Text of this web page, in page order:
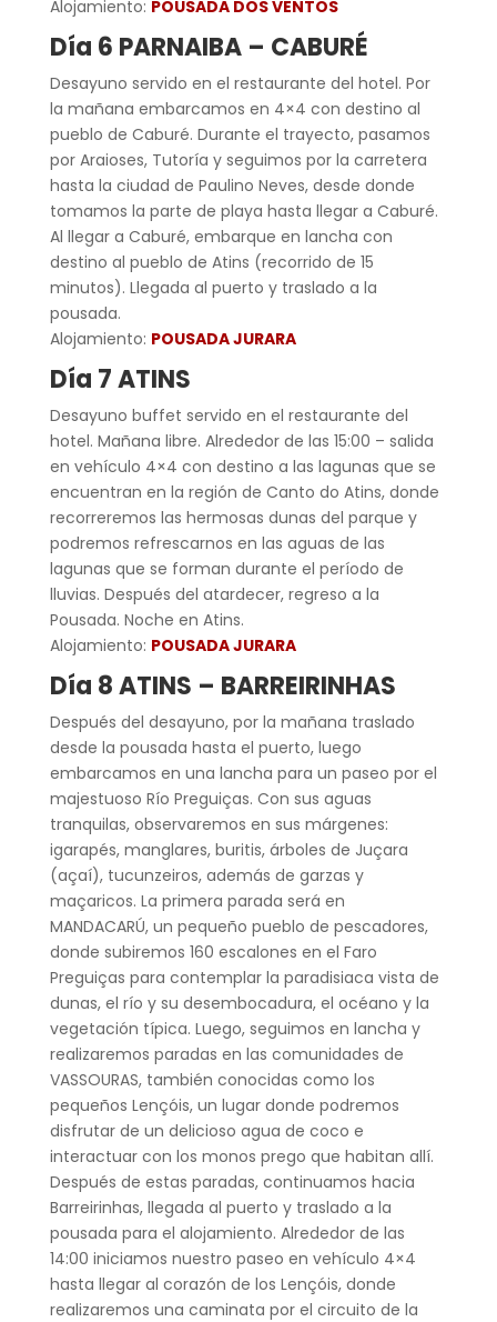
Alojamiento: POUSADA DOS VENTOS
Día 6 PARNAIBA – CABURÉ
Desayuno servido en el restaurante del hotel. Por
la mañana embarcamos en 4×4 con destino al
pueblo de Caburé. Durante el trayecto, pasamos
por Araioses, Tutoría y seguimos por la carretera
hasta la ciudad de Paulino Neves, desde donde
tomamos la parte de playa hasta llegar a Caburé.
Al llegar a Caburé, embarque en lancha con
destino al pueblo de Atins (recorrido de 15
minutos). Llegada al puerto y traslado a la
pousada.
Alojamiento: POUSADA JURARA
Día 7 ATINS
Desayuno buffet servido en el restaurante del
hotel. Mañana libre. Alrededor de las 15:00 – salida
en vehículo 4×4 con destino a las lagunas que se
encuentran en la región de Canto do Atins, donde
recorreremos las hermosas dunas del parque y
podremos refrescarnos en las aguas de las
lagunas que se forman durante el período de
lluvias. Después del atardecer, regreso a la
Pousada. Noche en Atins.
Alojamiento: POUSADA JURARA
Día 8 ATINS – BARREIRINHAS
Después del desayuno, por la mañana traslado
desde la pousada hasta el puerto, luego
embarcamos en una lancha para un paseo por el
majestuoso Río Preguiças. Con sus aguas
tranquilas, observaremos en sus márgenes:
igarapés, manglares, buritis, árboles de Juçara
(açaí), tucunzeiros, además de garzas y
maçaricos. La primera parada será en
MANDACARÚ, un pequeño pueblo de pescadores,
donde subiremos 160 escalones en el Faro
Preguiças para contemplar la paradisiaca vista de
dunas, el río y su desembocadura, el océano y la
vegetación típica. Luego, seguimos en lancha y
realizaremos paradas en las comunidades de
VASSOURAS, también conocidas como los
pequeños Lençóis, un lugar donde podremos
disfrutar de un delicioso agua de coco e
interactuar con los monos prego que habitan allí.
Después de estas paradas, continuamos hacia
Barreirinhas, llegada al puerto y traslado a la
pousada para el alojamiento. Alrededor de las
14:00 iniciamos nuestro paseo en vehículo 4×4
hasta llegar al corazón de los Lençóis, donde
realizaremos una caminata por el circuito de la